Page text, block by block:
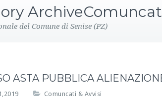
del Comune di Senise (PZ)
ASTA PUBBLICA
Comuncati & Avvisi